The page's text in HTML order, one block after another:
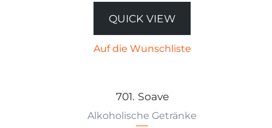
QUICK VIEW
Auf die Wunschliste
701. Soave
Alkoholische Getränke